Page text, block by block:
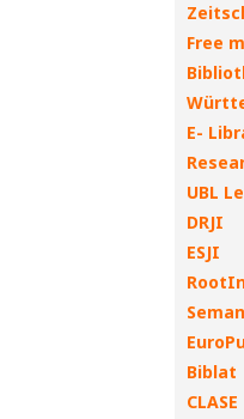
Free
E-
UBL
DRJI
ESJI
Biblat
CLASE